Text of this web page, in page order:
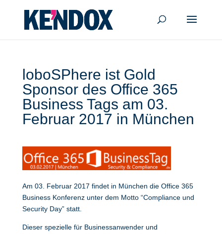
loboSPhere ist Gold
Sponsor des Office 365
Business Tags am 03.
Februar 2017 in München
Am 03. Februar 2017 findet in München die Office 365
Business Konferenz unter dem Motto “Compliance und
Security Day” statt.
Dieser spezielle für Businessanwender und